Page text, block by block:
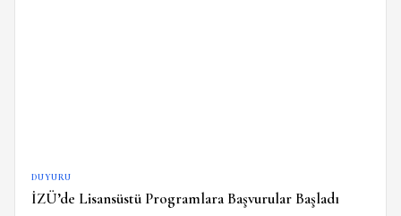
DUYURU
İZÜ’de Lisansüstü Programlara Başvurular Başladı